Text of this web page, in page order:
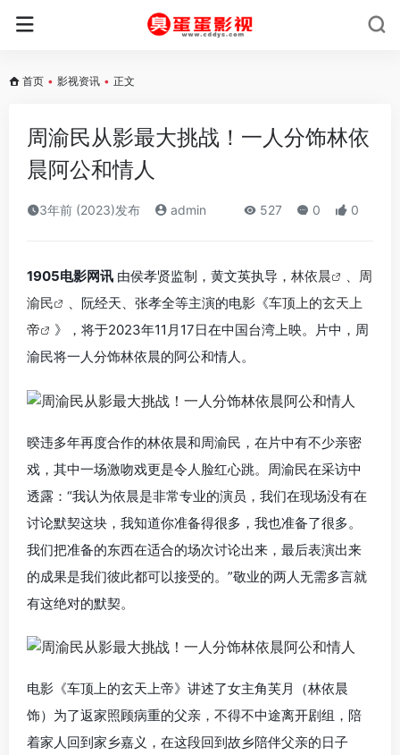
首页 • 影视资讯 • 正文
周渝民从影最大挑战！一人分饰林依
晨阿公和情人
3年前 (2023)发布 admin 527 0 0
1905电影网讯 由侯孝贤监制，黄文英执导， 林依晨 、 周
渝民
、阮经天、张孝全等主演的电影《车顶上的玄天上
帝
》，将于2023年11月17日在中国台湾上映。片中，周
渝民将一人分饰林依晨的阿公和情人。
暌违多年再度合作的林依晨和周渝民，在片中有不少亲密
戏，其中一场激吻戏更是令人脸红心跳。周渝民在采访中
透露：“我认为依晨是非常专业的演员，我们在现场没有在
讨论默契这块，我知道你准备得很多，我也准备了很多。
我们把准备的东西在适合的场次讨论出来，最后表演出来
的成果是我们彼此都可以接受的。”敬业的两人无需多言就
有这绝对的默契。
电影《车顶上的玄天上帝》讲述了女主角芙月（林依晨
饰）为了返家照顾病重的父亲，不得不中途离开剧组，陪
着家人回到家乡嘉义，在这段回到故乡陪伴父亲的日子